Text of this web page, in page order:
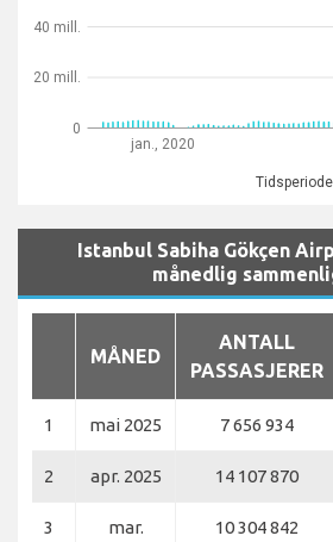
jan., 2020
Tidsperiode
0
20 mill.
40 mill.
Istanbul Sabiha Gökçen
månedlig
MÅNED
ANTALL
PASSASJERER
1 mai 2025 7 656 934
2 apr. 2025 14 107 870
3
mar.
10 304 842